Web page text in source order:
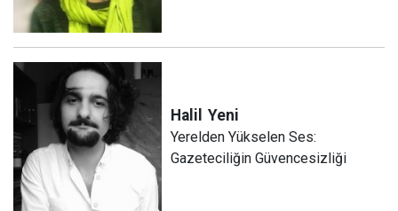
Halil Yeni
Yerelden Yükselen Ses:
Gazeteciliğin Güvencesizliği